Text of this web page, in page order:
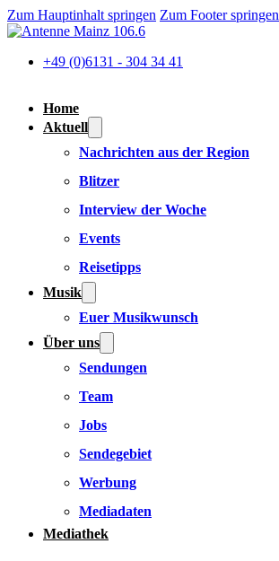
Zum Hauptinhalt springen Zum Footer springen
+49 (0)6131 - 304 34 41
Home
Aktuell
Nachrichten aus der Region
Blitzer
Interview der Woche
Events
Reisetipps
Musik
Euer Musikwunsch
Über uns
Sendungen
Team
Jobs
Sendegebiet
Werbung
Mediadaten
Mediathek